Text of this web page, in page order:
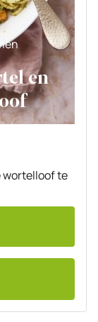
en
wortelloof te